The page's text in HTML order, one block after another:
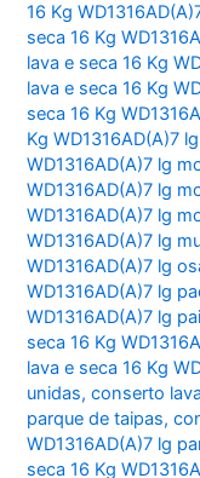
16 Kg
seca 16 Kg
lava e seca 16 Kg
lava e seca 16 Kg
seca 16 Kg
Kg WD1316AD(A)7
WD1316AD(A)7 lg
WD1316AD(A)7 lg
WD1316AD(A)7 lg
WD1316AD(A)7 lg
WD1316AD(A)7 lg
WD1316AD(A)7 lg
WD1316AD(A)7 lg
seca 16 Kg
lava e seca 16 Kg
unidas,conserto
parque de taipas,
WD1316AD(A)7 lg
seca 16 Kg